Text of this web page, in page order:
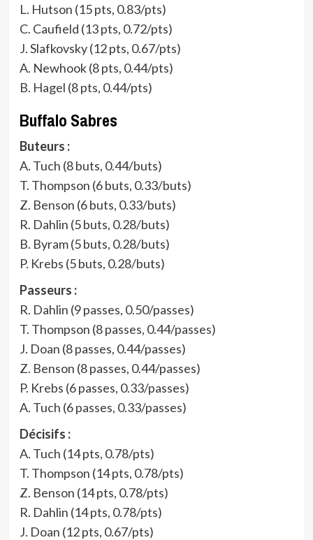
L. Hutson (15 pts, 0.83/pts)
C. Caufield (13 pts, 0.72/pts)
J. Slafkovsky (12 pts, 0.67/pts)
A. Newhook (8 pts, 0.44/pts)
B. Hagel (8 pts, 0.44/pts)
Buffalo Sabres
Buteurs :
A. Tuch (8 buts, 0.44/buts)
T. Thompson (6 buts, 0.33/buts)
Z. Benson (6 buts, 0.33/buts)
R. Dahlin (5 buts, 0.28/buts)
B. Byram (5 buts, 0.28/buts)
P. Krebs (5 buts, 0.28/buts)
Passeurs :
R. Dahlin (9 passes, 0.50/passes)
T. Thompson (8 passes, 0.44/passes)
J. Doan (8 passes, 0.44/passes)
Z. Benson (8 passes, 0.44/passes)
P. Krebs (6 passes, 0.33/passes)
A. Tuch (6 passes, 0.33/passes)
Décisifs :
A. Tuch (14 pts, 0.78/pts)
T. Thompson (14 pts, 0.78/pts)
Z. Benson (14 pts, 0.78/pts)
R. Dahlin (14 pts, 0.78/pts)
J. Doan (12 pts, 0.67/pts)